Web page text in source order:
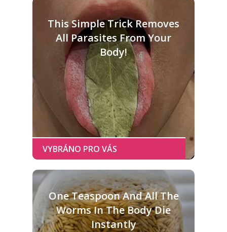
This Simple Trick Removes
All Parasites From Your
Body!
One Teaspoon And All The
Worms In The Body Die
Instantly